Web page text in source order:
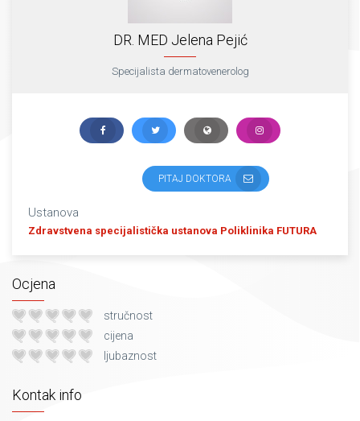
DR. MED Jelena Pejić
Specijalista dermatovenerolog
PITAJ DOKTORA
Ustanova
Zdravstvena specijalistička ustanova Poliklinika FUTURA
Ocjena
stručnost
cijena
ljubaznost
Kontak info